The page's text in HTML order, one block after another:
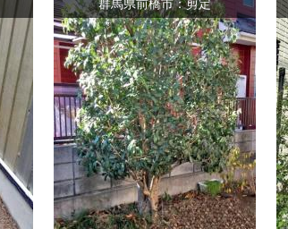
群馬県前橋市：剪定